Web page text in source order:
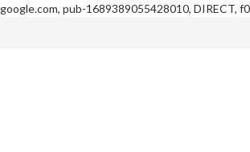
google.com, pub-1689389055428010, DIRECT,